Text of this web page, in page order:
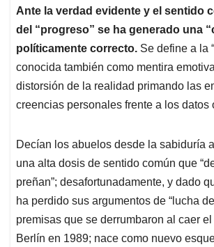
Ante la verdad evidente y el sentido
del “progreso” se ha generado una
políticamente correcto. Se define a la
conocida también como mentira
distorsión de la realidad primando las
creencias personales frente a los datos
Decían los abuelos desde la sabiduría
una alta dosis de sentido común que
preñan”; desafortunadamente, y dado
ha perdido sus argumentos de “lucha
premisas que se derrumbaron al caer
Berlín en 1989; nace como nuevo